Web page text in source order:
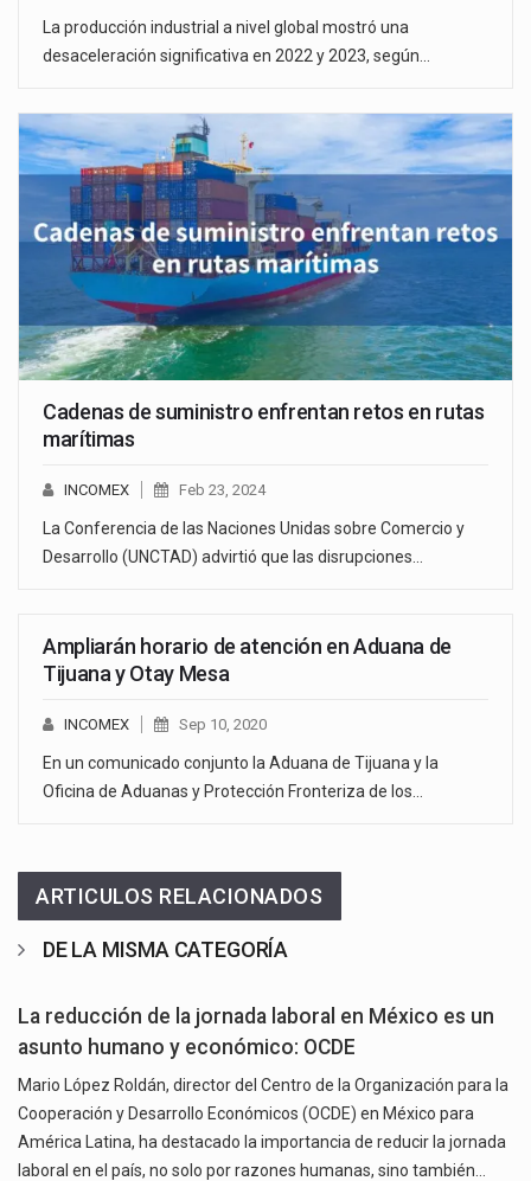
La producción industrial a nivel global mostró una
desaceleración significativa en 2022 y 2023, según…
Cadenas de suministro enfrentan retos en rutas
marítimas
INCOMEX Feb 23, 2024
La Conferencia de las Naciones Unidas sobre Comercio y
Desarrollo (UNCTAD) advirtió que las disrupciones…
Ampliarán horario de atención en Aduana de
Tijuana y Otay Mesa
INCOMEX Sep 10, 2020
En un comunicado conjunto la Aduana de Tijuana y la
Oficina de Aduanas y Protección Fronteriza de los…
ARTICULOS RELACIONADOS
DE LA MISMA CATEGORÍA
La reducción de la jornada laboral en México es un
asunto humano y económico: OCDE
Mario López Roldán, director del Centro de la Organización para la
Cooperación y Desarrollo Económicos (OCDE) en México para
América Latina, ha destacado la importancia de reducir la jornada
laboral en el país, no solo por razones humanas, sino también…